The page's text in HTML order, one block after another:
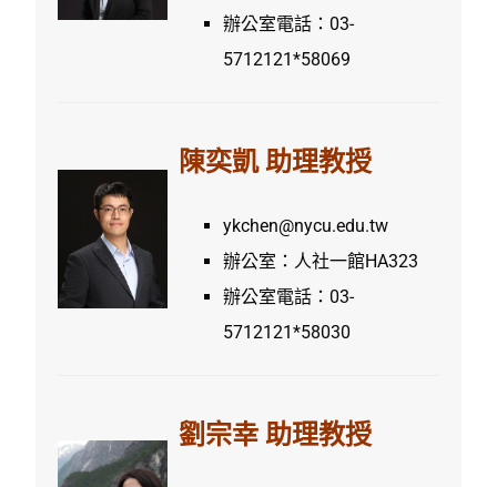
辦公室電話：03-
5712121*58069
陳奕凱 助理教授
ykchen@nycu.edu.tw
辦公室：人社一館HA323
辦公室電話：03-
5712121*58030
劉宗幸 助理教授